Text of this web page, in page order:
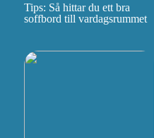
Tips: Så hittar du ett bra
soffbord till vardagsrummet